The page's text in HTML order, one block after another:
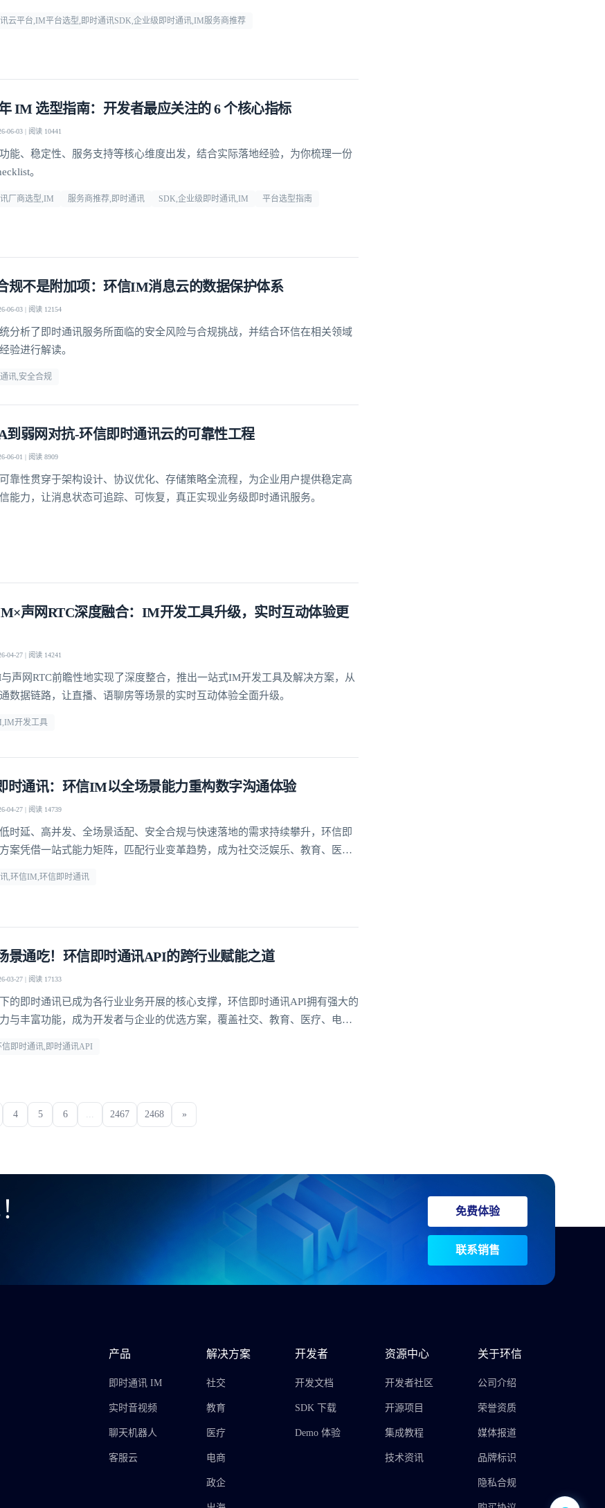
云平台,IM平台选型,即时通讯SDK,企业级即时通讯,IM服务商推荐
IM 选型指南：开发者最应关注的 6 个核心指标
06-03 | 阅读 10441
能、稳定性、服务支持等核心维度出发，结合实际落地经验，为你梳理一份
。
厂商选型,IM 服务商推荐,即时通讯 SDK,企业级即时通讯,IM 平台选型指南
规不是附加项：环信IM消息云的数据保护体系
06-03 | 阅读 12154
分析了即时通讯服务所面临的安全风险与合规挑战，并结合环信在相关领域
验进行解读。
讯,安全合规
到弱网对抗-环信即时通讯云的可靠性工程
06-01 | 阅读 8909
靠性贯穿于架构设计、协议优化、存储策略全流程，为企业用户提供稳定高
能力，让消息状态可追踪、可恢复，真正实现业务级即时通讯服务。
声网RTC深度融合：IM开发工具升级，实时互动体验更
04-27 | 阅读 14241
声网RTC前瞻性地实现了深度整合，推出一站式IM开发工具及解决方案，从
数据链路，让直播、语聊房等场景的实时互动体验全面升级。
开发工具
时通讯：环信IM以全场景能力重构数字沟通体验
04-27 | 阅读 14739
时延、高并发、全场景适配、安全合规与快速落地的需求持续攀升，环信即
案凭借一站式能力矩阵，匹配行业变革趋势，成为社交泛娱乐、教育、医
,环信IM,环信即时通讯
景通吃！环信即时通讯API的跨行业赋能之道
03-27 | 阅读 17133
的即时通讯已成为各行业业务开展的核心支撑，环信即时通讯API拥有强大的
与丰富功能，成为开发者与企业的优选方案，覆盖社交、教育、医疗、电商
信即时通讯,即时通讯API
4 5 6 2467 2468 »
免费体验
联系销售
产品
即时通讯 IM
实时音视频
聊天机器人
客服云
解决方案
社交
教育
医疗
电商
政企
开发者
开发文档
SDK 下载
Demo 体验
资源中心
开发者社区
开源项目
集成教程
技术资讯
关于环信
公司介绍
荣誉资质
媒体报道
品牌标识
隐私合规
不了，谢谢